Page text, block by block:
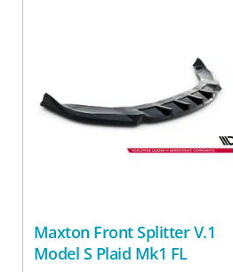
Maxton Front Splitter V.1
Model S Plaid Mk1 FL